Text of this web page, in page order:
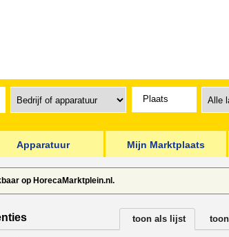
Apparatuur Mijn Marktplaats
op HorecaMarktplein.nl.
toon als lijst